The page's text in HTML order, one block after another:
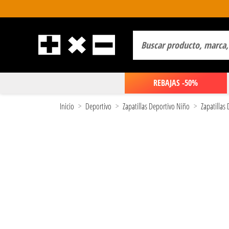
REBAJAS -50%
Inicio Deportivo Zapatillas Deportivo Niño Zapatillas